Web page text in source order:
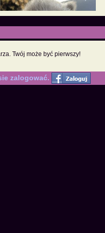
Twój może być pierwszy!
zalogować.